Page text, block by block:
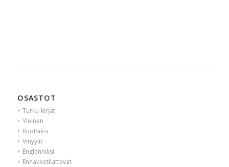
OSASTOT
Turku-kirjat
Yleinen
Ruotsiksi
Vinyylit
Englanniksi
Ennakkotilattavat